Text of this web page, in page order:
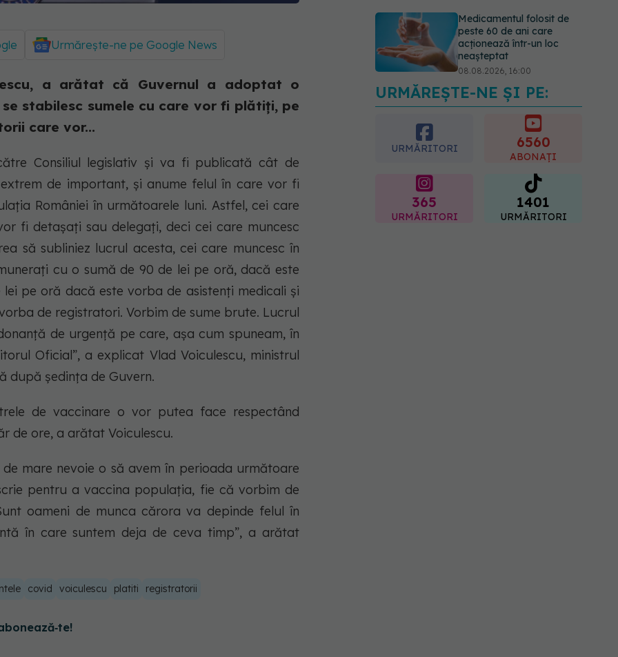
Urmărește-ne pe Google News
a arătat că Guvernul a adoptat o
stabilesc sumele cu care vor fi plătiți, pe
care vor...
Consiliul legislativ și va fi publicată cât de
de important, și anume felul în care vor fi
României în următoarele luni. Astfel, cei care
fi detașați sau delegați, deci cei care muncesc
să subliniez lucrul acesta, cei care muncesc în
cu o sumă de 90 de lei pe oră, dacă este
pe oră dacă este vorba de asistenți medicali și
de registratori. Vorbim de sume brute. Lucrul
de urgență pe care, așa cum spuneam, în
Oficial”, a explicat Vlad Voiculescu, ministrul
după ședința de Guvern.
de vaccinare o vor putea face respectând
de ore, a arătat Voiculescu.
mare nevoie o să avem în perioada următoare
pentru a vaccina populația, fie că vorbim de
oameni de munca cărora va depinde felul în
în care suntem deja de ceva timp”, a arătat
covid voiculescu platiti registratorii
Medicamentul folosit de
peste 60 de ani care
acționează într-un loc
neașteptat
08.08.2026, 16:00
Transpirații nocturne:
semnul ignorat care poate
ascunde probleme
serioase de sănătate
08.08.2026, 20:00
URMĂREȘTE-NE ȘI PE:
URMĂRITORI 6560
ABONAȚI
365
URMĂRITORI
1401
URMĂRITORI